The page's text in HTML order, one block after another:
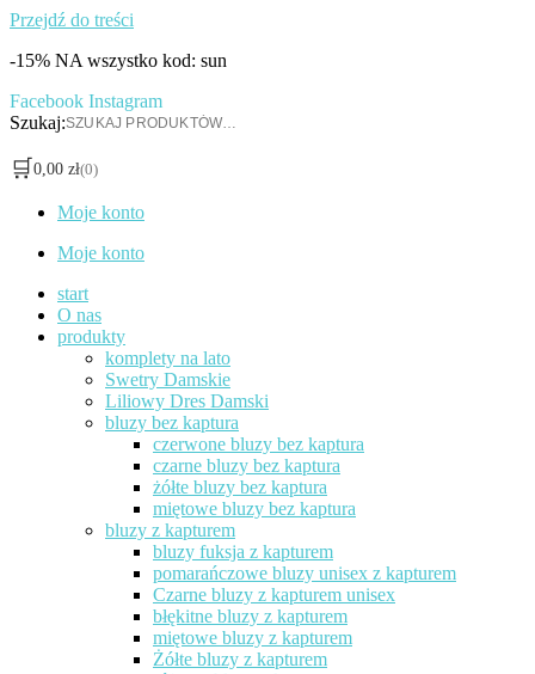
Przejdź do treści
-15% NA wszystko kod: sun
Facebook Instagram
Szukaj:
🛒 0,00 zł(0)
Moje konto
Moje konto
start
O nas
produkty
komplety na lato
Swetry Damskie
Liliowy Dres Damski
bluzy bez kaptura
czerwone bluzy bez kaptura
czarne bluzy bez kaptura
żółte bluzy bez kaptura
miętowe bluzy bez kaptura
bluzy z kapturem
bluzy fuksja z kapturem
pomarańczowe bluzy unisex z kapturem
Czarne bluzy z kapturem unisex
błękitne bluzy z kapturem
miętowe bluzy z kapturem
Żółte bluzy z kapturem